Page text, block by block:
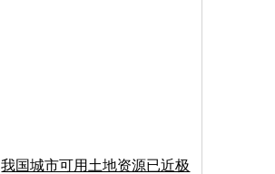
我国城市可用土地资源已近极